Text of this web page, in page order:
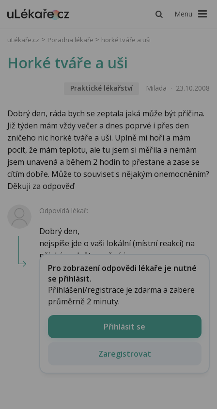
Menu
uLékaře.cz Poradna lékaře horké tváře a uši
Horké tváře a uši
Praktické lékařství Milada 23.10.2008
Dobrý den, ráda bych se zeptala jaká může být příčina.
Již týden mám vždy večer a dnes poprvé i přes den
zničeho nic horké tváře a uši. Uplně mi hoří a mám
pocit, že mám teplotu, ale tu jsem si měřila a nemám
jsem unavená a během 2 hodin to přestane a zase se
cítím dobře. Může to souviset s nějakým onemocněním?
Děkuji za odpověď
Odpovídá lékař:
Dobrý den,
nejspíše jde o vaši lokální (místní reakci) na
nějaký podnět , možná i roz...
Pro zobrazení odpovědi lékaře je nutné
se přihlásit.
Přihlášení/registrace je zdarma a zabere
průměrně 2 minuty.
Přihlásit se
Zaregistrovat